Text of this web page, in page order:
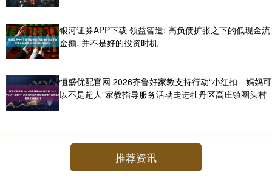
银河证券APP下载 领益智造: 高负债扩张之下的低现金流
金额, 并不是好的投资时机
恒盛优配官网 2026齐鲁好家教支持行动“小红扣—妈妈可
以不是超人”家教指导服务活动走进牡丹区高庄镇圈头村
推荐资讯